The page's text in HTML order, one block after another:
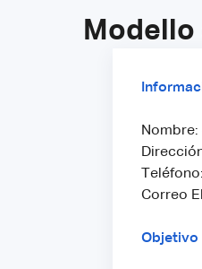
Correo
Objetivo